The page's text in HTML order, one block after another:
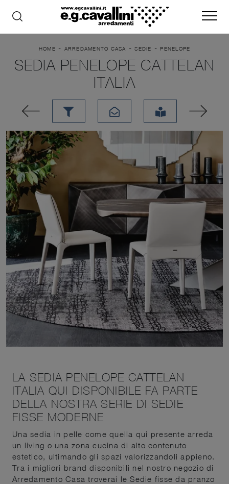
HOME - ARREDAMENTO CASA -SEDIE -PENELOPE
SEDIA PENELOPE CATTELAN
ITALIA
LA SEDIA PENELOPE CATTELAN
ITALIA QUI DISPONIBILE FA PARTE
DELLA NOSTRA SERIE DI SEDIE
FISSE MODERNE
Una sedia in pelle come quella qui presente arreda
un living o una zona cucina di alto contenuto
estetico, ultimando gli spazi valorizzandoli appieno.
Tra i migliori brand disponibili nel nostro negozio di
Arredamento Casa troverai le Sedie fisse da pranzo